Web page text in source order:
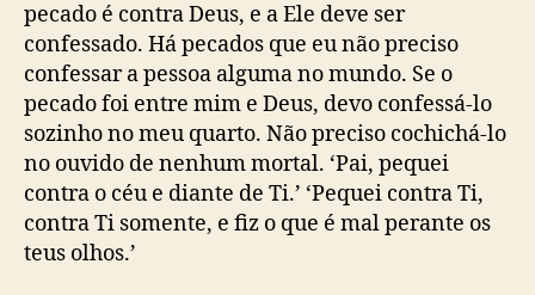
pecado é contra Deus, e a Ele deve ser
confessado. Há pecados que eu não preciso
confessar a pessoa alguma no mundo. Se o
pecado foi entre mim e Deus, devo confessá-lo
sozinho no meu quarto. Não preciso cochichá-lo
no ouvido de nenhum mortal. ‘Pai, pequei
contra o céu e diante de Ti.’ ‘Pequei contra Ti,
contra Ti somente, e fiz o que é mal perante os
teus olhos.’